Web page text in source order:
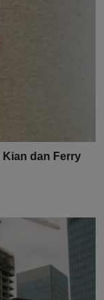
Kian dan Ferry